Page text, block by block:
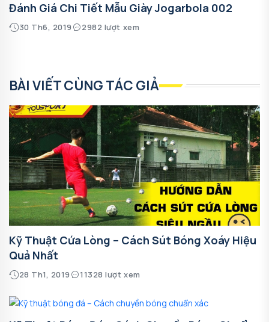
Đánh Giá Chi Tiết Mẫu Giày Jogarbola 002
30 Th6, 2019 2982 lượt xem
BÀI VIẾT CÙNG TÁC GIẢ
Kỹ Thuật Cứa Lòng – Cách Sút Bóng Xoáy Hiệu
Quả Nhất
28 Th1, 2019 11328 lượt xem